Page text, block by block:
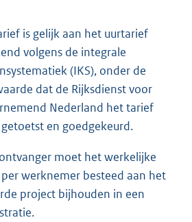
is gelijk aan het uurtarief
volgens de integrale
(IKS), onder de
dat de Rijksdienst voor
Nederland het tarief
en goedgekeurd.
moet het werkelijke
werknemer besteed aan het
project bijhouden in een